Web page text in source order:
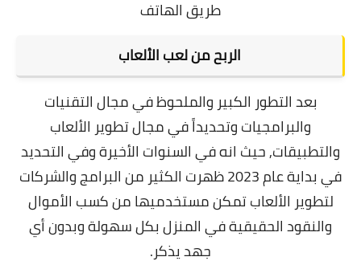
طريق الهاتف
الربح من لعب الألعاب
بعد التطور الكبير والملحوظ في مجال التقنيات
والبرامجيات وتحديداً في مجال تطوير الألعاب
والتطبيقات, حيث انه في السنوات الأخيرة وفي التحديد
في بداية عام 2023 ظهرت الكثير من البرامج والشركات
لتطوير الألعاب تمكن مستخدميها من كسب الأموال
والنقود الحقيقية في المنزل بكل سهولة وبدون أي
جهد يذكر.